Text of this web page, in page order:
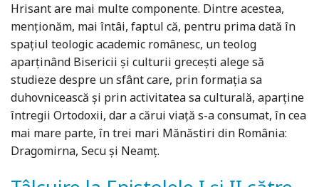
Hrisant are mai multe componente. Dintre acestea,
menționăm, mai întâi, faptul că, pentru prima dată în
spațiul teologic academic românesc, un teolog
aparținând Bisericii și culturii grecești alege să
studieze despre un sfânt care, prin formația sa
duhovnicească și prin activitatea sa culturală, aparține
întregii Ortodoxii, dar a cărui viață s-a consumat, în cea
mai mare parte, în trei mari Mănăstiri din România:
Dragomirna, Secu și Neamț.